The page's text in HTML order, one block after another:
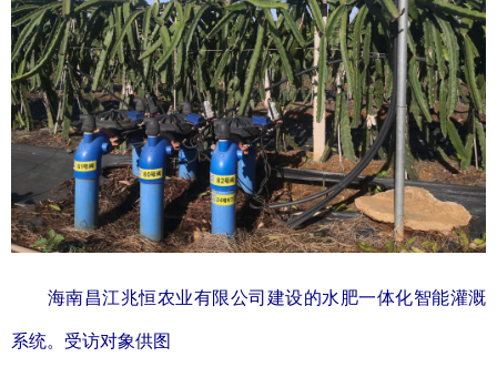
海南昌江兆恒农业有限公司建设的水肥一体化智能灌溉
系统。受访对象供图